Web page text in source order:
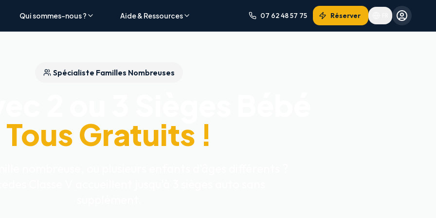
Qui sommes-nous ? Aide & Ressources 07 62 48 57 75 Réserver
Spécialiste Familles Nombreuses
Tous Gratuits !